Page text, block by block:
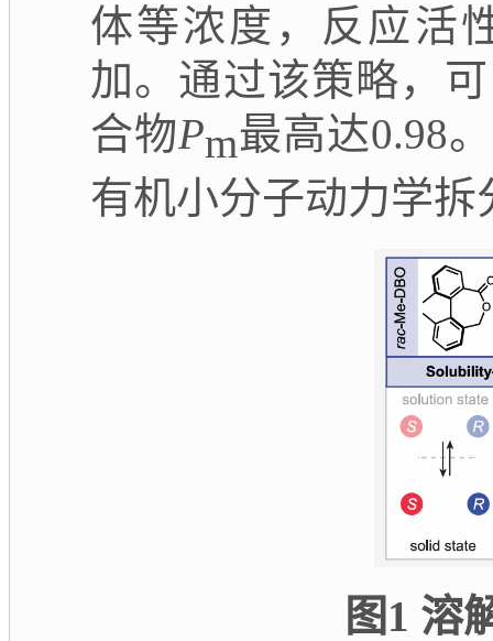
体等浓度，反应活
加。通过该策略，
合物Pm最高达0.98
有机小分子动力学
图 1 溶